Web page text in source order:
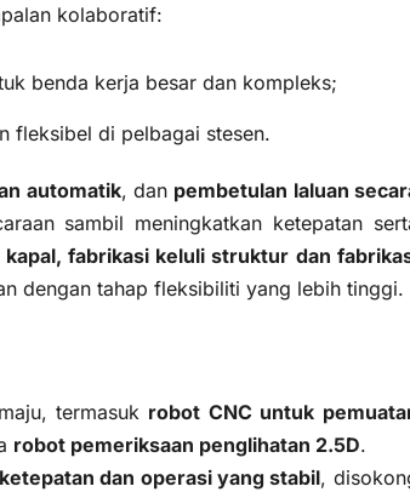
kolaboratif:
benda kerja besar dan kompleks;
fleksibel di pelbagai stesen.
automatik, dan pembetulan laluan
sambil meningkatkan ketepatan
kapal, fabrikasi keluli struktur dan
dengan tahap fleksibiliti yang lebih tinggi.
termasuk robot CNC untuk
robot pemeriksaan penglihatan 2.5D.
dan operasi yang stabil,